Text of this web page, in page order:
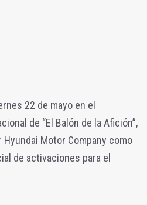
22 de mayo en el
de “El Balón de la Afición”,
Hyundai Motor Company como
de activaciones para el